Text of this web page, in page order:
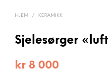
HJEM / KERAMIKK
Sjelesørger
kr 8 000